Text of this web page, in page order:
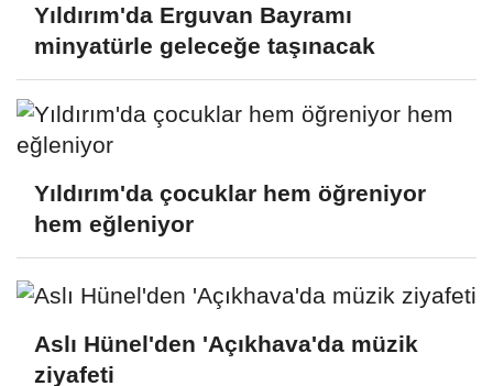
Yıldırım'da Erguvan Bayramı
minyatürle geleceğe taşınacak
Yıldırım'da çocuklar hem öğreniyor
hem eğleniyor
Aslı Hünel'den 'Açıkhava'da müzik
ziyafeti